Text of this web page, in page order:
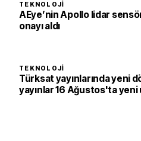
TEKNOLOJI
AEye’nin Apollo lidar
onayı aldı
TEKNOLOJI
Türksat yayınlarında yeni
yayınlar 16 Ağustos'ta